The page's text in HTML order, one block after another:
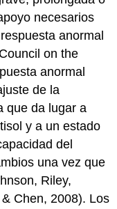
necesarios
anormal
on the
anormal
de la
que da lugar a
y a un estado
del
una vez que
Riley,
Chen, 2008). Los